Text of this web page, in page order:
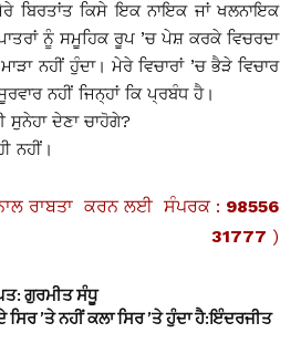
ਬਿਰਤਾਂਤ ਕਿਸੇ ਇਕ ਨਾਇਕ ਜਾਂ ਖਲਨਾਇਕ
ਨੂੰ ਸਮੂਹਿਕ ਰੂਪ ’ਚ ਪੇਸ਼ ਕਰਕੇ ਵਿਚਰਦਾ
ਨਹੀਂ ਹੁੰਦਾ। ਮੇਰੇ ਵਿਚਾਰਾਂ ’ਚ ਭੈੜੇ ਵਿਚਾਰ
ਨਹੀਂ ਜਿਨ੍ਹਾਂ ਕਿ ਪ੍ਰਬੰਧ ਹੈ।
ਦੇਣਾ ਚਾਹੋਗੇ?
ਨਹੀਂ।
ਰਾਬਤਾ ਕਰਨ ਲਈ ਸੰਪਰਕ : 98556
31777 )
ਗੁਰਮੀਤ ਸੰਧੂ
’ਤੇ ਨਹੀਂ ਕਲਾ ਸਿਰ ’ਤੇ ਹੁੰਦਾ ਹੈ:ਇੰਦਰਜੀਤ